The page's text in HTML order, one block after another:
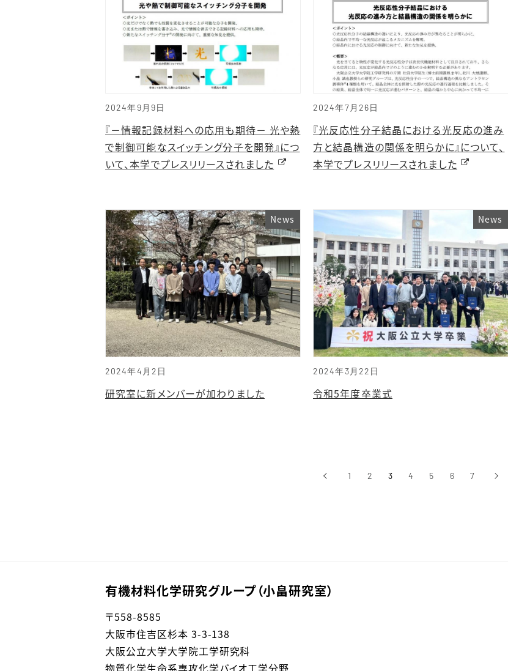
2024年9月9日
『－情報記録材料への応用も期待－ 光や熱
で制御可能なスイッチング分子を開発』につ
いて、本学でプレスリリースされました
2024年7月26日
『光反応性分子結晶における光反応の進み
方と結晶構造の関係を明らかに』について、
本学でプレスリリースされました
2024年4月2日
News
研究室に新メンバーが加わりました
2024年3月22日
News
令和5年度卒業式
‹前へ 1 2 3 4 5 6 7 ›次へ
有機材料化学研究グループ（小畠研究室）
〒558-8585
大阪市住吉区杉本 3-3-138
大阪公立大学大学院工学研究科
物質化学生命系専攻化学バイオ工学分野